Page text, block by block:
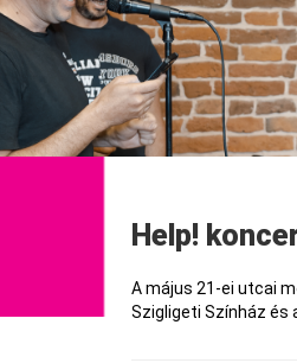
Help!
A május 21-ei utcai
Szigligeti Színház és